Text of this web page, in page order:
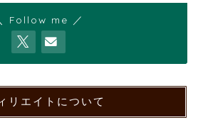
Follow me ／
リエイトについて